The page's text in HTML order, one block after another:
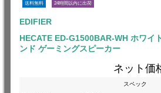
送料無料 24時間以内に出荷
EDIFIER
HECATE ED-G1500BAR-WH ホワイ
ンド ゲーミングスピーカー
ネット価
スペック